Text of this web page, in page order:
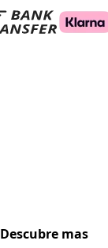
Descubre mas